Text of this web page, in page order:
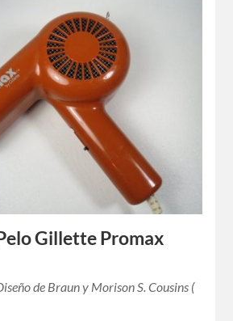
Gillette Promax
de Braun y Morison S. Cousins (
Gillette Promax
de Braun y Morison S. Cousins (